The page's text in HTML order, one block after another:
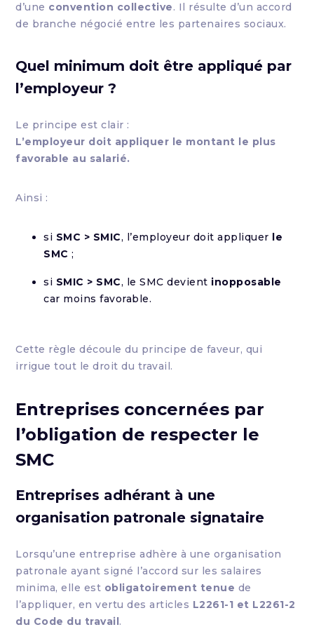
d’une convention collective. Il résulte d’un accord
de branche négocié entre les partenaires sociaux.
Quel minimum doit être appliqué par
l’employeur ?
Le principe est clair :
L’employeur doit appliquer le montant le plus
favorable au salarié.
Ainsi :
si SMC > SMIC, l’employeur doit appliquer le
SMC ;
si SMIC > SMC, le SMC devient inopposable
car moins favorable.
Cette règle découle du principe de faveur, qui
irrigue tout le droit du travail.
Entreprises concernées par
l’obligation de respecter le
SMC
Entreprises adhérant à une
organisation patronale signataire
Lorsqu’une entreprise adhère à une organisation
patronale ayant signé l’accord sur les salaires
minima, elle est obligatoirement tenue de
l’appliquer, en vertu des articles L2261-1 et L2261-2
du Code du travail.